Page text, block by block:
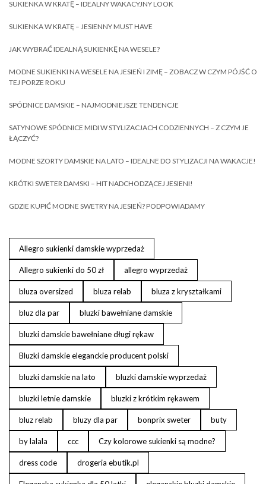
SUKIENKA W KRATĘ – IDEALNY WAKACYJNY LOOK
SUKIENKA W KRATĘ – JESIENNY MUST HAVE
JAK WYBRAĆ IDEALNĄ SUKIENKĘ NA WESELE?
MODNE SUKIENKI NA WESELE NA JESIEŃ I ZIMĘ – ZOBACZ W CZYM PÓJŚĆ O
TEJ PORZE ROKU
SPÓDNICE DAMSKIE – NAJMODNIEJSZE TENDENCJE
SATYNOWE SPÓDNICE MIDI W STYLIZACJACH CODZIENNYCH – Z CZYM JE
ŁĄCZYĆ?
MODNE SZORTY DAMSKIE NA LATO – IDEALNE DO STYLIZACJI NA WAKACJE!
KRÓTKI SWETER DAMSKI – HIT NADCHODZĄCEJ JESIENI!
GDZIE KUPIĆ MODNE SWETRY NA JESIEŃ? PODPOWIADAMY
Allegro sukienki damskie wyprzedaż
Allegro sukienki do 50 zł allegro wyprzedaż
bluza oversized bluza relab bluza z kryształkami
bluz dla par bluzki bawełniane damskie
bluzki damskie bawełniane długi rękaw
Bluzki damskie eleganckie producent polski
bluzki damskie na lato bluzki damskie wyprzedaż
bluzki letnie damskie bluzki z krótkim rękawem
bluz relab bluzy dla par bonprix sweter buty
by lalala ccc Czy kolorowe sukienki są modne?
dress code drogeria ebutik.pl